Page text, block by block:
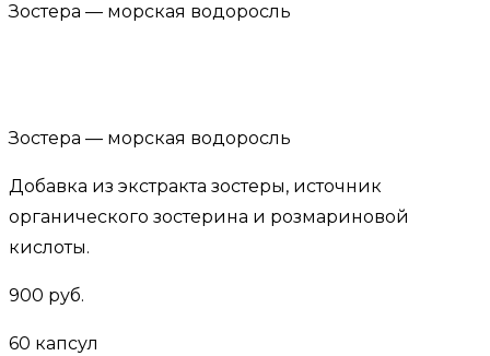
Зостера — морская водоросль
Зостера — морская водоросль
Добавка из экстракта зостеры, источник
органического зостерина и розмариновой
кислоты.
900 руб.
60 капсул